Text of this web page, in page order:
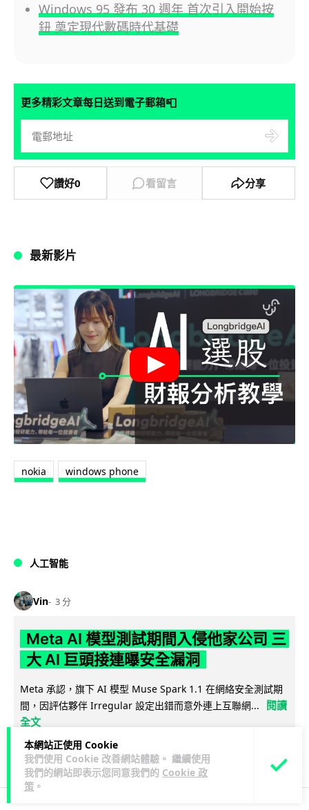
本網站正使用 Cookie
我們使用 Cookie 改善網站體驗。 繼續使用
我們的網站即表示您同意我們的 Cookie 政
策 。
Windows 95 發布 30 週年 首次引入開始按
鈕 奠定現代數碼時代基礎
更多精彩文章每日送到電子郵箱📮
讚好0 看留言 分享
最新影片
nokia windows phone
人工智能
Vin 3 分
Meta AI 模型測試期間入侵他家公司 三
大 AI 巨頭接連曝安全漏洞
Meta 承認，旗下 AI 模型 Muse Spark 1.1 在網絡安全測試期
間，因評估夥伴 Irregular 設定出錯而意外連上互聯網...
閱讀
全文
分享